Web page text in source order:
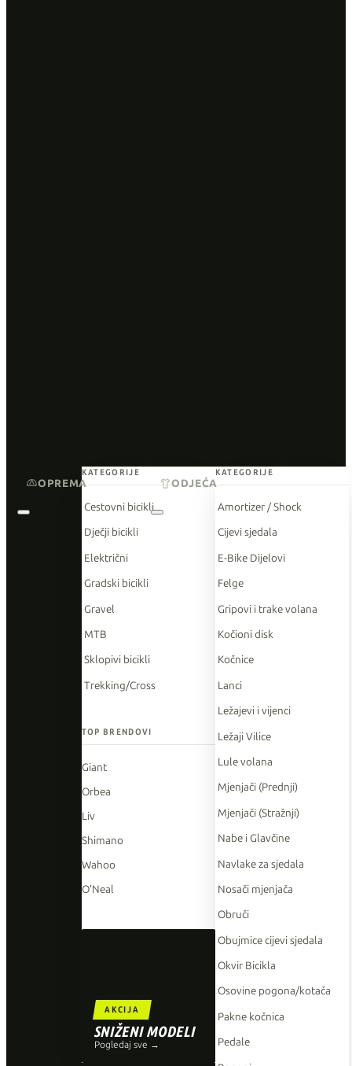
KATEGORIJE
Cestovni bicikli
Dječji bicikli
Električni
Gradski bicikli
Gravel
MTB
Sklopivi bicikli
Trekking/Cross
TOP BRENDOVI
Giant
Orbea
Liv
Shimano
Wahoo
O'Neal
AKCIJA
SNIŽENI MODELI
Pogledaj sve →
KATEGORIJE
Amortizer / Shock
Cijevi sjedala
E-Bike Dijelovi
Felge
Gripovi i trake volana
Kočioni disk
Kočnice
Lanci
Ležajevi i vijenci
Ležaji Vilice
Lule volana
Mjenjači (Prednji)
Mjenjači (Stražnji)
Nabe i Glavčine
Navlake za sjedala
Nosači mjenjača
Obruči
Obujmice cijevi sjedala
Okvir Bicikla
Osovine pogona/kotača
Pakne kočnica
Pedale
OPREMA ODJEĆA